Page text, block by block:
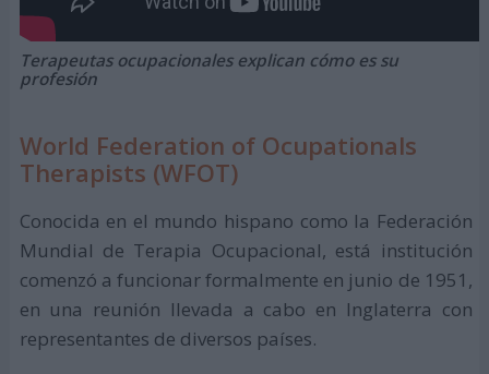
Terapeutas ocupacionales explican cómo es su
profesión
World Federation of Ocupationals
Therapists (WFOT)
Conocida en el mundo hispano como la Federación
Mundial de Terapia Ocupacional, está institución
comenzó a funcionar formalmente en junio de 1951,
en una reunión llevada a cabo en Inglaterra con
representantes de diversos países.